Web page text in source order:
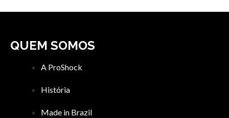
QUEM SOMOS
A ProShock
História
Made in Brazil